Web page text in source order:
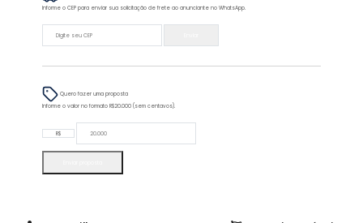
Informe o CEP para enviar sua solicitação de frete ao anunciante no WhatsApp.
Quero fazer uma proposta
Informe o valor no formato R$20.000 (sem centavos).
R$